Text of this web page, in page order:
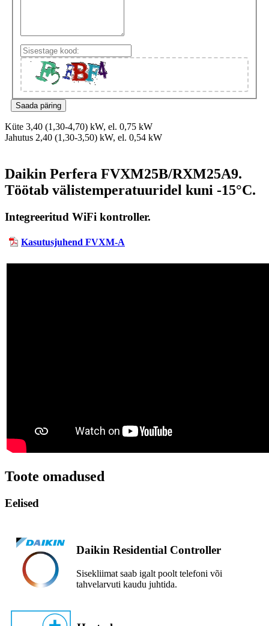
Küte 3,40 (1,30-4,70) kW, el. 0,75 kW
Jahutus 2,40 (1,30-3,50) kW, el. 0,54 kW
Daikin Perfera FVXM25B/RXM25A9.
Töötab välistemperatuuridel kuni -15°C.
Integreeritud WiFi kontroller.
Kasutusjuhend FVXM-A
Toote omadused
Eelised
Daikin Residential Controller
Sisekliimat saab igalt poolt telefoni või
tahvelarvuti kaudu juhtida.